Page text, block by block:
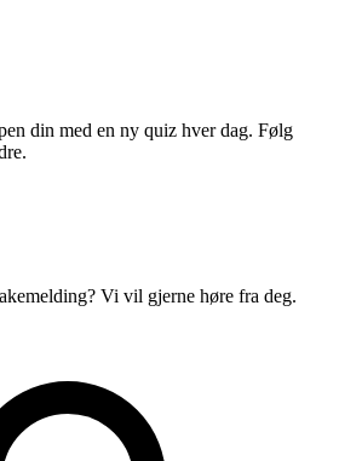
din med en ny quiz hver dag. Følg
Vi vil gjerne høre fra deg.